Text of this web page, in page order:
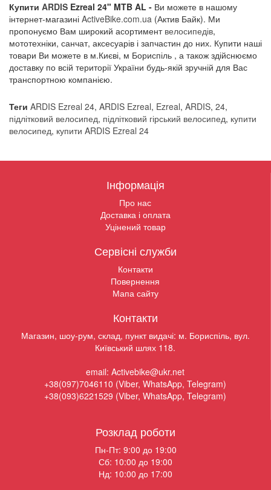
Купити ARDIS Ezreal 24" MTB AL - Ви можете в нашому
інтернет-магазині ActiveBike.com.ua (Актив Байк). Ми
пропонуємо Вам широкий асортимент велосипедів,
мототехніки, санчат, аксесуарів і запчастин до них. Купити наші
товари Ви можете в м.Києві, м Бориспіль , а також здійснюємо
доставку по всій території України будь-якій зручній для Вас
транспортною компанією.
Теги ARDIS Ezreal 24, ARDIS Ezreal, Ezreal, ARDIS, 24,
підлітковий велосипед, підлітковий гірський велосипед, купити
велосипед, купити ARDIS Ezreal 24
Інформація
Про нас
Доставка і оплата
Уцінений товар
Сервісні служби
Контакти
Повернення
Мапа сайту
Контакти
Магазин, шоу-рум, склад, пункт видачі: м. Бориспіль, вул.
Київський шлях 118.
email: Activebike@ukr.net
+38(097)7046110 (Viber, WhatsApp, Telegram)
+38(093)6221529 (Viber, WhatsApp, Telegram)
Розклад роботи
Пн-Пт: 9:00 до 19:00
Сб: 10:00 до 19:00
Нд: 10:00 до 17:00